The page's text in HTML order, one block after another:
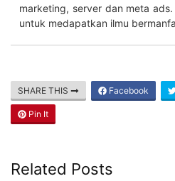
marketing, server dan meta
untuk medapatkan ilmu
SHARE THIS Facebook
Pin It
Related Posts